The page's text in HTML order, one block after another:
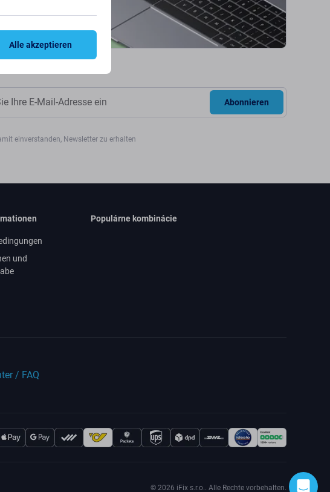
Abonnieren
einverstanden, Newsletter zu erhalten
und
Populárne kombinácie
/ FAQ
© 2026 iFix s.r.o.. Alle Rechte vorbehalten.
Alle akzeptieren